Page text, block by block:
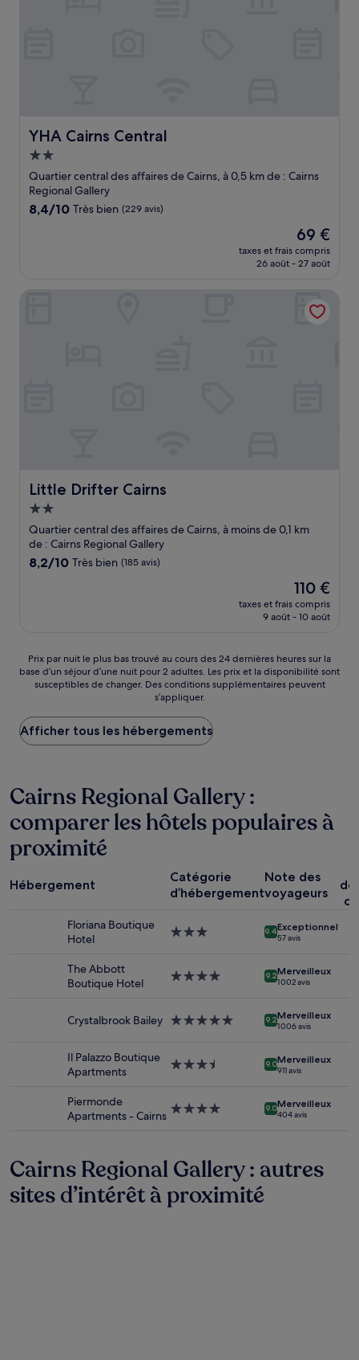
YHA Cairns Central
YHA Cairns Central
Hébergement
2.0 étoiles
Quartier central des affaires de Cairns, à 0,5 km de : Cairns
Regional Gallery
8.4
8,4/10 Très bien (229 avis)
Le
nouveau
prix
de
69 €
69 €
taxes et frais compris
26 août - 27 août
Little Drifter Cairns
Little Drifter Cairns
Hébergement
2.0 étoiles
Quartier central des affaires de Cairns, à moins de 0,1 km
de : Cairns Regional Gallery
8.2
8,2/10 Très bien (185 avis)
Le
nouveau
prix
110 €
110 €
taxes et frais compris
9 août - 10 août
Prix
par
nuit
plus
bas
trouvé
des
24 dernières
heures
sur
la
séjour
disponibilité
conditions
supplémentaires
Prix par nuit le plus bas trouvé au cours des 24 dernières heures sur la
base d’un séjour d’une nuit pour 2 adultes. Les prix et la disponibilité sont
susceptibles de changer. Des conditions supplémentaires peuvent
s’appliquer.
Afficher tous les hébergements
Cairns Regional Gallery :
comparer les hôtels populaires à
proximité
Hébergement
Catégorie
d’hébergement
Note des
voyageurs
Floriana Boutique
Hotel
Hébergement
9.4Exceptionnel
57 avis
The Abbott
Boutique Hotel
Hébergement
9.2Merveilleux
1 002 avis
Crystalbrook Bailey Hébergement
9.2Merveilleux
1 006 avis
Il Palazzo Boutique
Apartments
Hébergement
9.0Merveilleux
911 avis
Piermonde
Apartments - Cairns Hébergement
9.0Merveilleux
404 avis
Cairns Regional Gallery : autres
sites d’intérêt à proximité